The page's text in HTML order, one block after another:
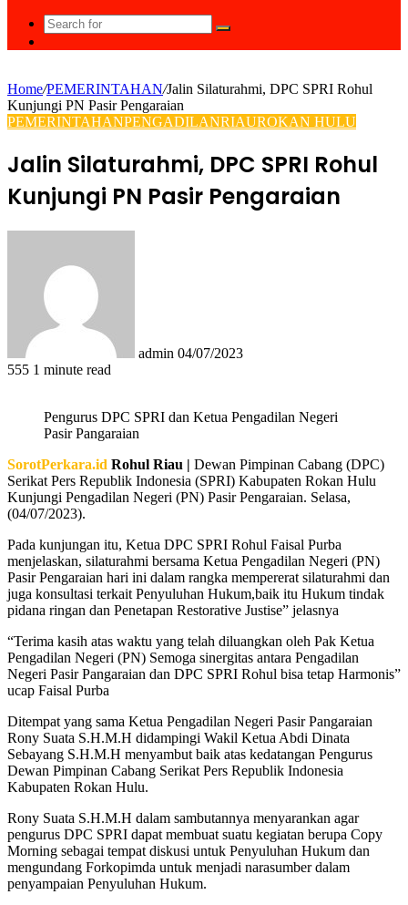
Search
for
Home/PEMERINTAHAN/Jalin Silaturahmi, DPC SPRI Rohul
Kunjungi PN Pasir Pengaraian
PEMERINTAHANPENGADILANRIAUROKAN HULU
Jalin Silaturahmi, DPC SPRI Rohul
Kunjungi PN Pasir Pengaraian
admin 04/07/2023
555 1 minute read
Pengurus DPC SPRI dan Ketua Pengadilan Negeri
Pasir Pangaraian
SorotPerkara.id Rohul Riau | Dewan Pimpinan Cabang (DPC)
Serikat Pers Republik Indonesia (SPRI) Kabupaten Rokan Hulu
Kunjungi Pengadilan Negeri (PN) Pasir Pengaraian. Selasa,
(04/07/2023).
Pada kunjungan itu, Ketua DPC SPRI Rohul Faisal Purba
menjelaskan, silaturahmi bersama Ketua Pengadilan Negeri (PN)
Pasir Pengaraian hari ini dalam rangka mempererat silaturahmi dan
juga konsultasi terkait Penyuluhan Hukum,baik itu Hukum tindak
pidana ringan dan Penetapan Restorative Justise” jelasnya
“Terima kasih atas waktu yang telah diluangkan oleh Pak Ketua
Pengadilan Negeri (PN) Semoga sinergitas antara Pengadilan
Negeri Pasir Pangaraian dan DPC SPRI Rohul bisa tetap Harmonis”
ucap Faisal Purba
Ditempat yang sama Ketua Pengadilan Negeri Pasir Pangaraian
Rony Suata S.H.M.H didampingi Wakil Ketua Abdi Dinata
Sebayang S.H.M.H menyambut baik atas kedatangan Pengurus
Dewan Pimpinan Cabang Serikat Pers Republik Indonesia
Kabupaten Rokan Hulu.
Rony Suata S.H.M.H dalam sambutannya menyarankan agar
pengurus DPC SPRI dapat membuat suatu kegiatan berupa Copy
Morning sebagai tempat diskusi untuk Penyuluhan Hukum dan
mengundang Forkopimda untuk menjadi narasumber dalam
penyampaian Penyuluhan Hukum.